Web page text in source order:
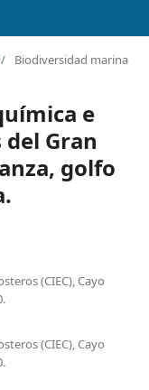
/ Biodiversidad marina
e
Gran
golfo
(CIEC), Cayo
(CIEC), Cayo